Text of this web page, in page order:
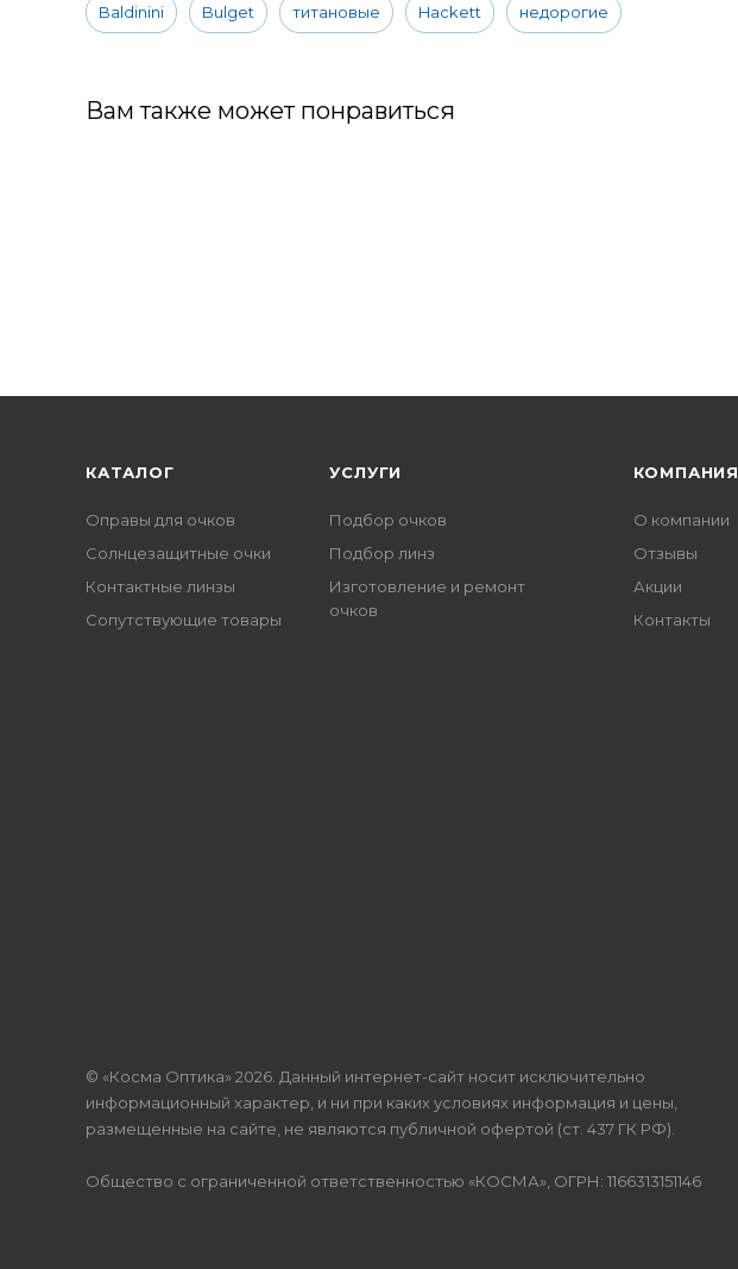
Baldinini Bulget титановые Hackett недорогие
Вам также может понравиться
КАТАЛОГ
Оправы для очков
Солнцезащитные очки
Контактные линзы
Сопутствующие товары
УСЛУГИ
Подбор очков
Подбор линз
Изготовление и ремонт
очков
КОМПАНИЯ
О компании
Отзывы
Акции
Контакты
© «Косма Оптика» 2026. Данный интернет-сайт носит исключительно
информационный характер, и ни при каких условиях информация и цены,
размещенные на сайте, не являются публичной офертой (ст. 437 ГК РФ).
Общество с ограниченной ответственностью «КОСМА», ОГРН: 1166313151146